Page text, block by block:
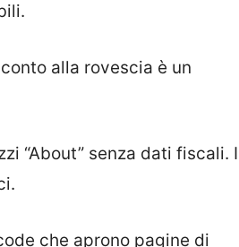
alla rovescia è un
“About” senza dati fiscali. I
che aprono pagine di